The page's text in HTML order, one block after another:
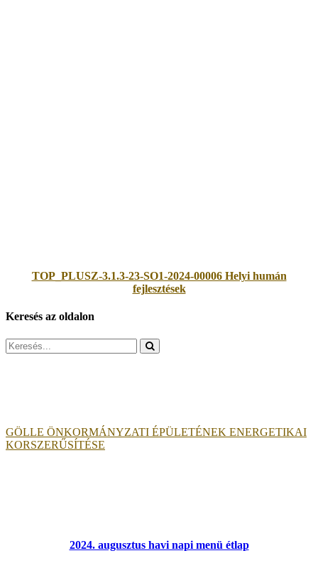
TOP_PLUSZ-3.1.3-23-SO1-2024-00006 Helyi humán
fejlesztések
Keresés az oldalon
Search
for:
GÖLLE ÖNKORMÁNYZATI ÉPÜLETÉNEK ENERGETIKAI
KORSZERŰSÍTÉSE
2024. augusztus havi napi menü étlap